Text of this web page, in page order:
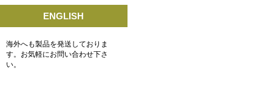
ENGLISH
海外へも製品を発送しておりま
す。お気軽にお問い合わせ下さ
い。